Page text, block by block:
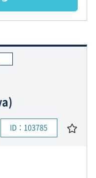
ID：103785